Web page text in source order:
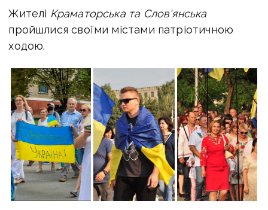
Жителі Краматорська та Слов'янська
пройшлися своїми містами патріотичною
ходою.